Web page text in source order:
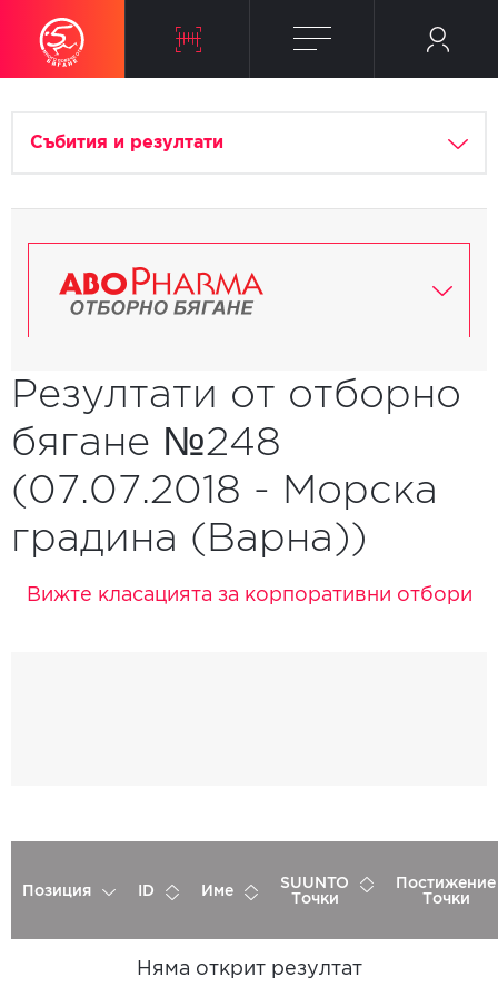
Събития и резултати
Резултати от отборно
бягане №248
(07.07.2018 - Морска
градина (Варна))
Вижте класацията за корпоративни отбори
Позиция ID Име
SUUNTO
Точки
Постижение
Точки
Няма открит резултат